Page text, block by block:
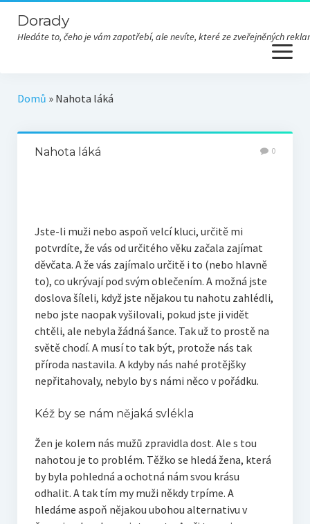
Dorady
Hledáte to, čeho je vám zapotřebí, ale nevíte, které ze zveřejněných
open
menu
Domů » Nahota láká
Nahota láká 0
Jste-li muži nebo aspoň velcí kluci, určitě mi
potvrdíte, že vás od určitého věku začala zajímat
děvčata. A že vás zajímalo určitě i to (nebo hlavně
to), co ukrývají pod svým oblečením. A možná jste
doslova šíleli, když jste nějakou tu nahotu zahlédli,
nebo jste naopak vyšilovali, pokud jste ji vidět
chtěli, ale nebyla žádná šance. Tak už to prostě na
světě chodí. A musí to tak být, protože nás tak
příroda nastavila. A kdyby nás nahé protějšky
nepřitahovaly, nebylo by s námi něco v pořádku.
Kéž by se nám nějaká svlékla
Žen je kolem nás mužů zpravidla dost. Ale s tou
nahotou je to problém. Těžko se hledá žena, která
by byla pohledná a ochotná nám svou krásu
odhalit. A tak tím my muži někdy trpíme. A
hledáme aspoň nějakou ubohou alternativu v